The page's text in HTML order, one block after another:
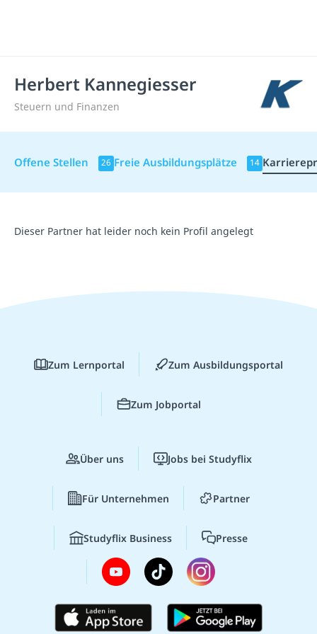
Herbert Kannegiesser
Steuern und Finanzen
Offene Stellen 26 Freie Ausbildungsplätze 14
Dieser Partner hat leider noch kein Profil angelegt
Zum Lernportal Zum Ausbildungsportal
Zum Jobportal
Über uns Jobs bei Studyflix
Für Unternehmen Partner
Studyflix Business Presse